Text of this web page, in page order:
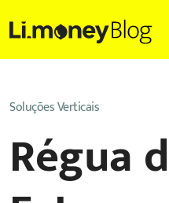
Soluções Verticais
Régua